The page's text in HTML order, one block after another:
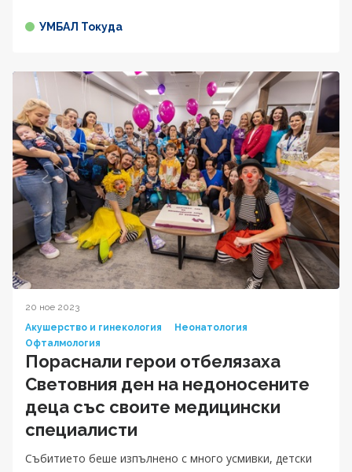
УМБАЛ Токуда
20 ное 2023
Акушерство и гинекология
Неонатология
Офталмология
Пораснали герои отбелязаха
Световния ден на недоносените
деца със своите медицински
специалисти
Събитието беше изпълнено с много усмивки, детски